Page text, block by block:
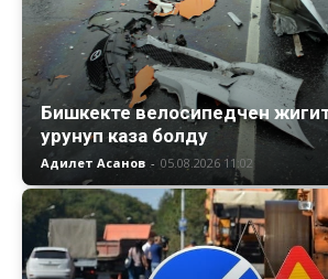
Бишкекте велосипедчен
урунуп каза болду
Адилет Асанов - 05.08.2026 11:02